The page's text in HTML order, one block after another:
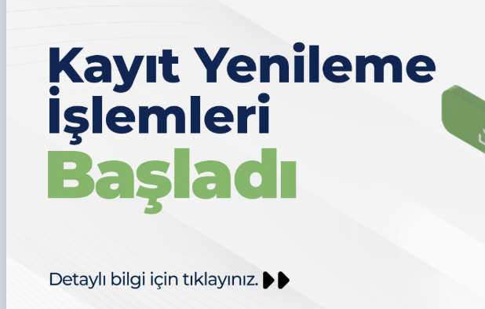
Mevzuat
Uluslararası Ofis
YKS Kontenjanından Kayıt
YDO Kontenjanından Kayıt
Mudanya Üniversitesi Öğrenci
akademik ve idari süreçler
belge hizmeti sunar.
Öğrenci
olmak, öğrencilerin hak ve
sağlamak, çeşitli analizler
ortamının sürekli
Kayıt-Kabul İşlemleri, Yatay
işlemleri, Askerlik İşlemleri,
Öğrencilerin Bilgilendirilmesi,
basımının sağlanarak